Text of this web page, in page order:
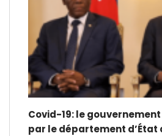
Covid-19: le
par le département d’État